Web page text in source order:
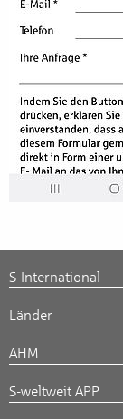
S-International
Länder
AHM
S-weltweit APP